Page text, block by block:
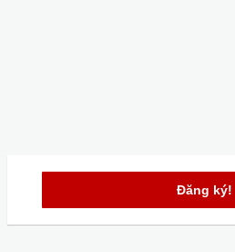
Đăng ký!